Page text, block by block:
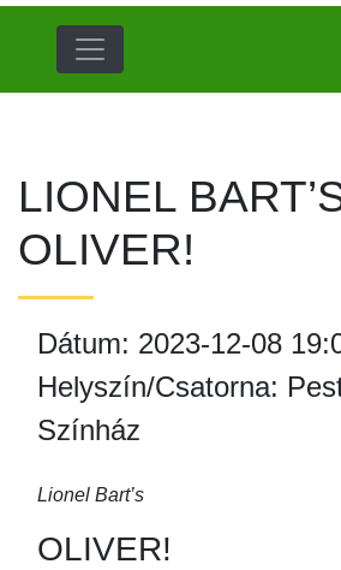
LIONEL
OLIVER!
Dátum: 2023-12-08
Helyszín/Csatorna:
Színház
Lionel Bart’s
OLIVER!